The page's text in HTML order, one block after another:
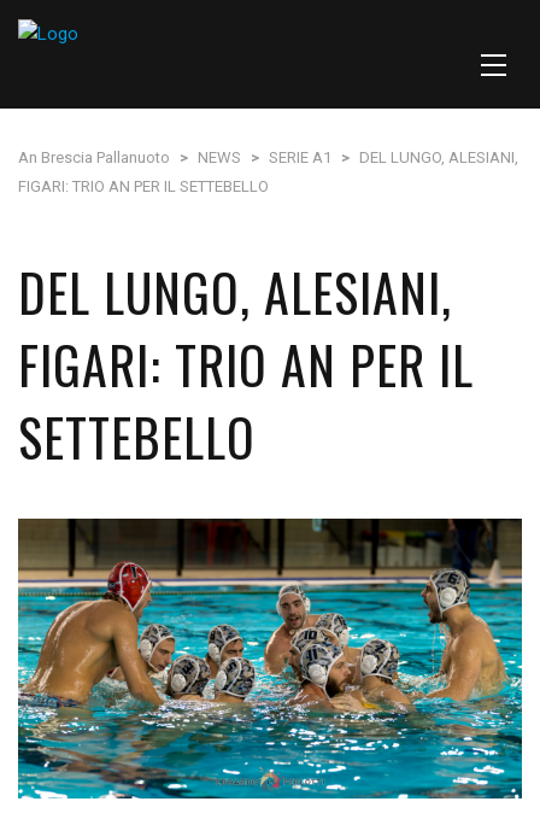
An Brescia Pallanuoto > NEWS > SERIE A1 > DEL LUNGO, ALESIANI,
FIGARI: TRIO AN PER IL SETTEBELLO
DEL LUNGO, ALESIANI,
FIGARI: TRIO AN PER IL
SETTEBELLO